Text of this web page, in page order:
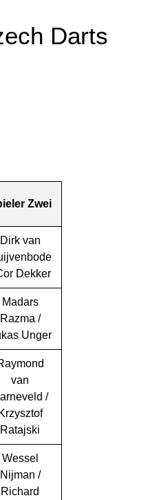
Darts
Zwei
Dirk van
Dekker
Madars
Razma /
Unger
van
/
Krzysztof
Ratajski
Wessel
Nijman /
Richard